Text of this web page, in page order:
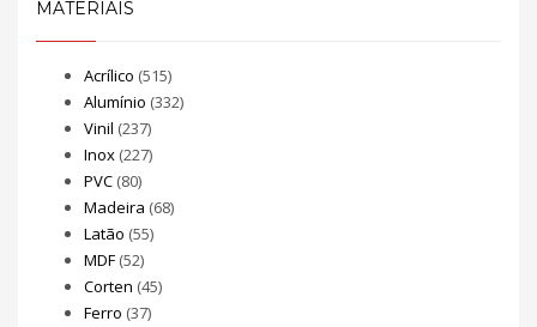
MATERIAIS
Acrílico (515)
Alumínio (332)
Vinil (237)
Inox (227)
PVC (80)
Madeira (68)
Latão (55)
MDF (52)
Corten (45)
Ferro (37)